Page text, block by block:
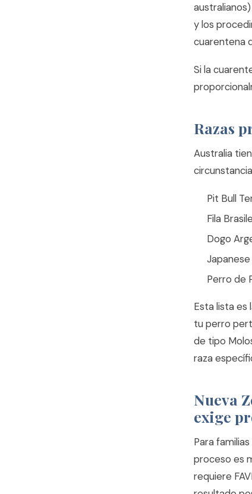
y los
cuarentena
Si la
Razas
Australia
Pit Bull
Fila
Dogo
Japanese
Perro de
Esta lista es
tu perro
de tipo
raza
Nueva
exige
Para
proceso es
requiere